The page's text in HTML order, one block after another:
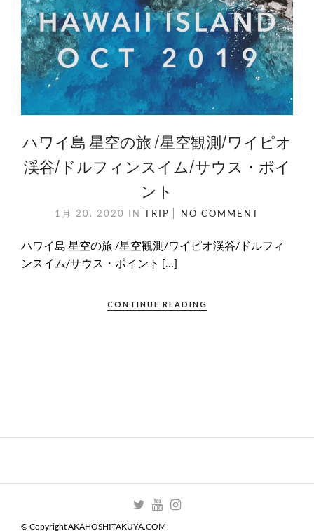
ハワイ島 星空の旅 /星空観測/ワイピオ
渓谷/ドルフィンスイム/サウス・ポイ
ント
1月 20. 2020 IN TRIP NO COMMENT
ハワイ島 星空の旅 /星空観測/ワイピオ渓谷/ドルフィ
ンスイム/サウス・ポイント […]
CONTINUE READING
© Copyright AKAHOSHITAKUYA.COM